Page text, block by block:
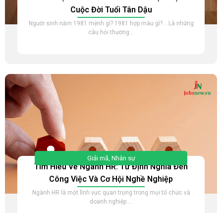
Cuộc Đời Tuổi Tân Dậu
Người sinh năm 1981 mệnh gì? 1981 hợp màu gì?… Là những
câu hỏi thường...
Giải mã, Nhân sự
Tìm Hiểu Về Ngành HR: Từ Định Nghĩa Đến
Công Việc Và Cơ Hội Nghề Nghiệp
Ngành HR là một lĩnh vực quan trọng trong mọi tổ chức và
doanh nghiệp....